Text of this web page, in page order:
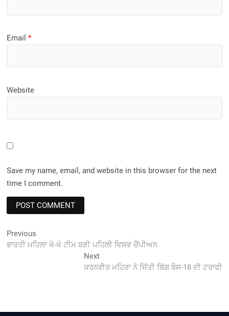
Email*
Website
Save my name, email, and website in this browser for the next
time I comment.
Post
navigation
Previous
post:
ਭਾਰਤੀ ਮਹਿਲਾ ਖੋ-ਖੋ ਟੀਮ ਬਣੀ ਪਹਿਲੀ ਵਿਸ਼ਵ ਚੈਂਪੀਅਨ
NextNext
post:
ਕਰਨਵੀਰ ਮਹਿਰਾ ਨੇ ਜਿੱਤੀ ਬਿੱਗ ਬੌਸ-18 ਦੀ ਟਰਾਫੀ